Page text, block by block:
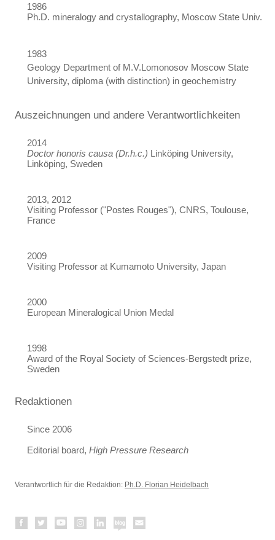
1986
Ph.D. mineralogy and crystallography, Moscow State Univ.
1983
Geology Department of M.V.Lomonosov Moscow State
University, diploma (with distinction) in geochemistry
Auszeichnungen und andere Verantwortlichkeiten
2014
Doctor honoris causa (Dr.h.c.) Linköping University,
Linköping, Sweden
2013, 2012
Visiting Professor ("Postes Rouges"), CNRS, Toulouse,
France
2009
Visiting Professor at Kumamoto University, Japan
2000
European Mineralogical Union Medal
1998
Award of the Royal Society of Sciences-Bergstedt prize,
Sweden
Redaktionen
Since 2006
Editorial board, High Pressure Research
Verantwortlich für die Redaktion: Ph.D. Florian Heidelbach